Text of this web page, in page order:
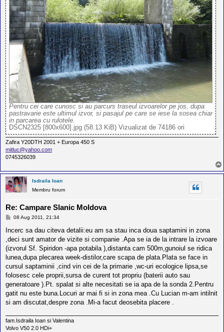
Pentru cei care cunosc si au parcurs traseul izvoarelor pe jos, dupa
pastravarie este ultimul izvor, si pasajul pe care se iese la sosea chiar
in parcarea cu rulotele.
DSCN2325 [800x600].jpg (58.13 KiB) Vizualizat de 74186 ori
Zafira Y20DTH 2001 + Europa 450 S
mitluc@yahoo.com
0745326039
Isdraila Ioan
Membru forum
Re: Campare Slanic Moldova
M
s
j
08 Aug 2011, 21:34
Incerc sa dau citeva detalii:eu am sa stau inca doua saptamini in zona
,deci sunt amator de vizite si companie .Apa se ia de la intrare la izvoare
(izvorul Sf. Spiridon -apa potabila ),distanta cam 500m,gunoiul se ridica
lunea,dupa plecarea week-distilor,care scapa de plata.Plata se face in
cursul saptaminii ,cind vin cei de la primarie ,wc-uri ecologice lipsa,se
folosesc cele proprii,sursa de curent tot propriu (baterii auto sau
generatoare ).Pt. spalat si alte necesitati se ia apa de la sonda 2.Pentru
gatit nu este buna.Locuri ar mai fi si in zona mea .Cu Lucian m-am intilnit
si am discutat,despre zona .Mi-a facut deosebita placere .
fam.Isdraila Ioan si Valentina
Volvo V50 2.0 HDi+